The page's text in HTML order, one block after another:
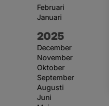
Februari
Januari
År:
2025
December
November
Oktober
September
Augusti
Juni